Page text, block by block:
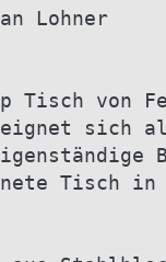
Lohner
Tisch von
sich
Tisch in